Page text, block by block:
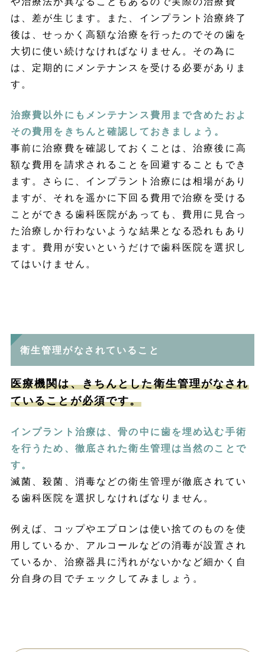
は、差が生じます。また、インプラント治療終了
後は、せっかく高額な治療を行ったのでその歯を
大切に使い続けなければなりません。その為に
は、定期的にメンテナンスを受ける必要がありま
す。
治療費以外にもメンテナンス費用まで含めたおよ
その費用をきちんと確認しておきましょう。
事前に治療費を確認しておくことは、治療後に高
額な費用を請求されることを回避することもでき
ます。さらに、インプラント治療には相場があり
ますが、それを遥かに下回る費用で治療を受ける
ことができる歯科医院があっても、費用に見合っ
た治療しか行わないような結果となる恐れもあり
ます。費用が安いというだけで歯科医院を選択し
てはいけません。
衛生管理がなされていること
医療機関は、きちんとした衛生管理がなされ
ていることが必須です。
インプラント治療は、骨の中に歯を埋め込む手術
を行うため、徹底された衛生管理は当然のことで
す。
滅菌、殺菌、消毒などの衛生管理が徹底されてい
る歯科医院を選択しなければなりません。
例えば、コップやエプロンは使い捨てのものを使
用しているか、アルコールなどの消毒が設置され
ているか、治療器具に汚れがないかなど細かく自
分自身の目でチェックしてみましょう。